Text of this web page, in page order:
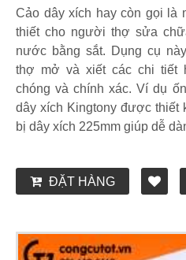
Cảo dây xích hay còn gọi là
thiết cho người thợ sửa
nước bằng sắt. Dụng cụ
thợ mở và xiết các chi tiết
chóng và chính xác. Ví dụ
dây xích Kingtony được thiết
bị dây xích 225mm giúp dễ
ĐẶT HÀNG